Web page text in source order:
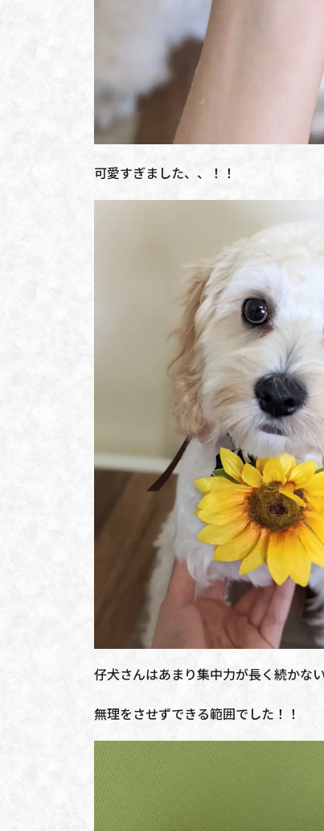
可愛すぎました、、！！
仔犬さんはあまり集中力が長く続かな
無理をさせずできる範囲でした！！